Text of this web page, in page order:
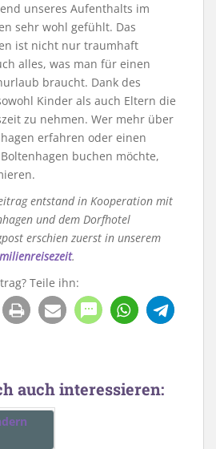
unseres Aufenthalts im
sehr wohl gefühlt. Das
ist nicht nur traumhaft
alles, was man für einen
braucht. Dank des
Kinder als auch Eltern die
zu nehmen. Wer mehr über
erfahren oder einen
buchen möchte,
entstand in Kooperation mit
und dem Dorfhotel
erschien zuerst in unserem
.
Teile ihn:
auch interessieren: